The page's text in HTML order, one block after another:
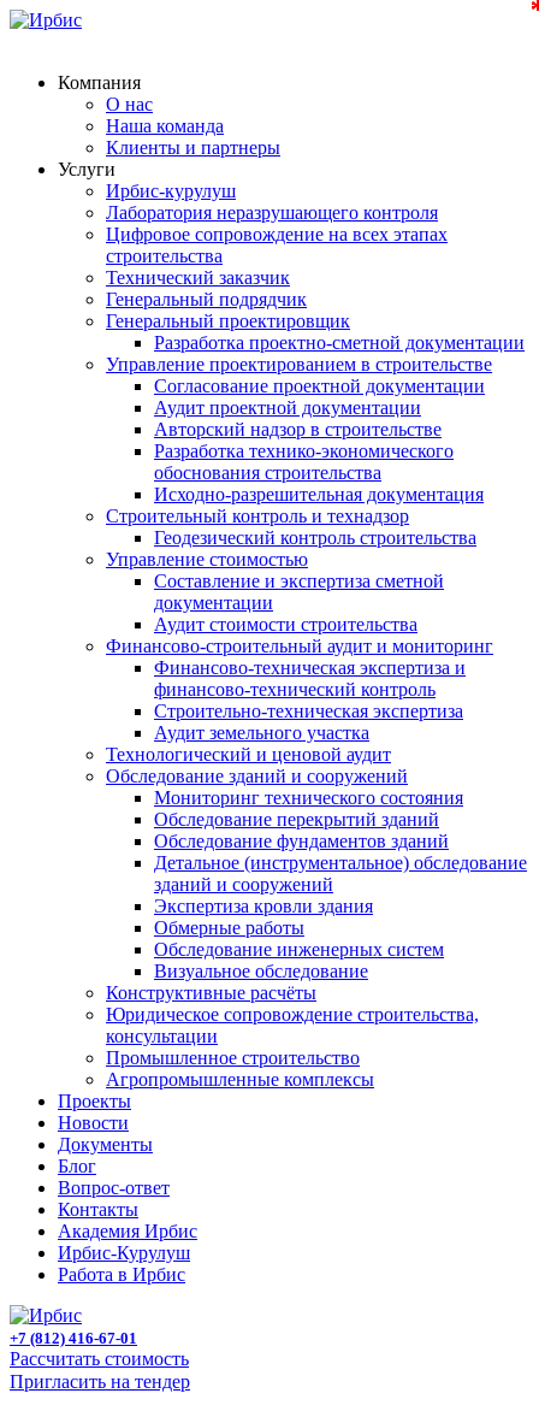
Компания
О нас
Наша команда
Клиенты и партнеры
Услуги
Ирбис-курулуш
Лаборатория неразрушающего контроля
Цифровое сопровождение на всех этапах
строительства
Технический заказчик
Генеральный подрядчик
Генеральный проектировщик
Разработка проектно-сметной документации
Управление проектированием в строительстве
Согласование проектной документации
Аудит проектной документации
Авторский надзор в строительстве
Разработка технико-экономического
обоснования строительства
Исходно-разрешительная документация
Строительный контроль и технадзор
Геодезический контроль строительства
Управление стоимостью
Составление и экспертиза сметной
документации
Аудит стоимости строительства
Финансово-строительный аудит и мониторинг
Финансово-техническая экспертиза и
финансово-технический контроль
Строительно-техническая экспертиза
Аудит земельного участка
Технологический и ценовой аудит
Обследование зданий и сооружений
Мониторинг технического состояния
Обследование перекрытий зданий
Обследование фундаментов зданий
Детальное (инструментальное) обследование
зданий и сооружений
Экспертиза кровли здания
Обмерные работы
Обследование инженерных систем
Визуальное обследование
Конструктивные расчёты
Юридическое сопровождение строительства,
консультации
Промышленное строительство
Агропромышленные комплексы
Проекты
Новости
Документы
Блог
Вопрос-ответ
Контакты
Академия Ирбис
Ирбис-Курулуш
Работа в Ирбис
+7 (812) 416-67-01
Рассчитать стоимость
Пригласить на тендер